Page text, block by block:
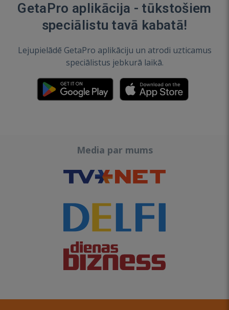
GetaPro aplikācija - tūkstošiem
speciālistu tavā kabatā!
Lejupielādē GetaPro aplikāciju un atrodi uzticamus
speciālistus jebkurā laikā.
Media par mums